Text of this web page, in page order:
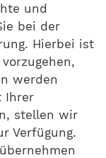
und
bei der
Hierbei ist
werden
Ihrer
stellen wir
Verfügung.